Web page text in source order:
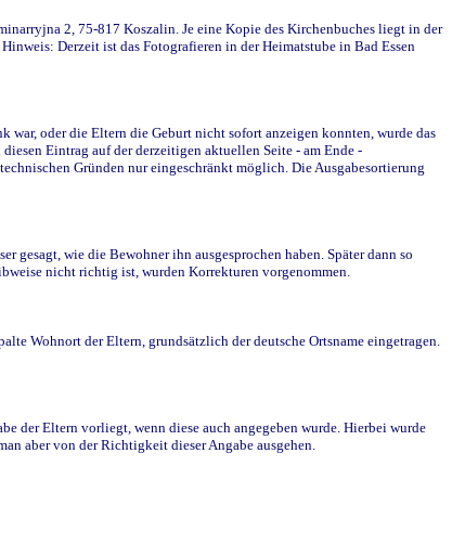
2, 75-817 Koszalin. Je eine Kopie des Kirchenbuches liegt in der
Derzeit ist das Fotografieren in der Heimatstube in Bad Essen
war, oder die Eltern die Geburt nicht sofort anzeigen konnten, wurde das
Eintrag auf der derzeitigen aktuellen Seite - am Ende -
Gründen nur eingeschränkt möglich. Die Ausgabesortierung
gesagt, wie die Bewohner ihn ausgesprochen haben. Später dann so
nicht richtig ist, wurden Korrekturen vorgenommen.
Wohnort der Eltern, grundsätzlich der deutsche Ortsname eingetragen.
der Eltern vorliegt, wenn diese auch angegeben wurde. Hierbei wurde
aber von der Richtigkeit dieser Angabe ausgehen.